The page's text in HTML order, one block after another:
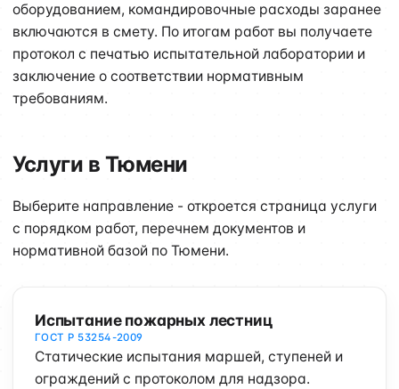
оборудованием, командировочные расходы заранее
включаются в смету. По итогам работ вы получаете
протокол с печатью испытательной лаборатории и
заключение о соответствии нормативным
требованиям.
Услуги в Тюмени
Выберите направление - откроется страница услуги
с порядком работ, перечнем документов и
нормативной базой по Тюмени.
Испытание пожарных лестниц
ГОСТ Р 53254-2009
Статические испытания маршей, ступеней и
ограждений с протоколом для надзора.